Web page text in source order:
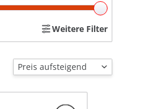
Weitere Filter